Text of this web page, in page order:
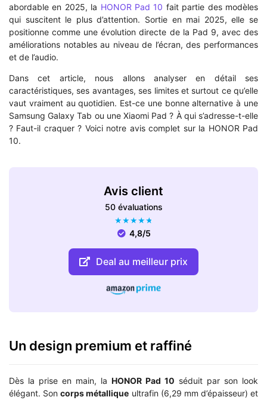
abordable en 2025, la HONOR Pad 10 fait partie des modèles
qui suscitent le plus d’attention. Sortie en mai 2025, elle se
positionne comme une évolution directe de la Pad 9, avec des
améliorations notables au niveau de l’écran, des performances
et de l’audio.
Dans cet article, nous allons analyser en détail ses
caractéristiques, ses avantages, ses limites et surtout ce qu’elle
vaut vraiment au quotidien. Est-ce une bonne alternative à une
Samsung Galaxy Tab ou une Xiaomi Pad ? À qui s’adresse-t-elle
? Faut-il craquer ? Voici notre avis complet sur la HONOR Pad
10.
Avis client
50 évaluations
★★★★★
4,8/5
Deal au meilleur prix
Un design premium et raffiné
Dès la prise en main, la HONOR Pad 10 séduit par son look
élégant. Soncorps métallique ultrafin (6,29 mm d’épaisseur) et